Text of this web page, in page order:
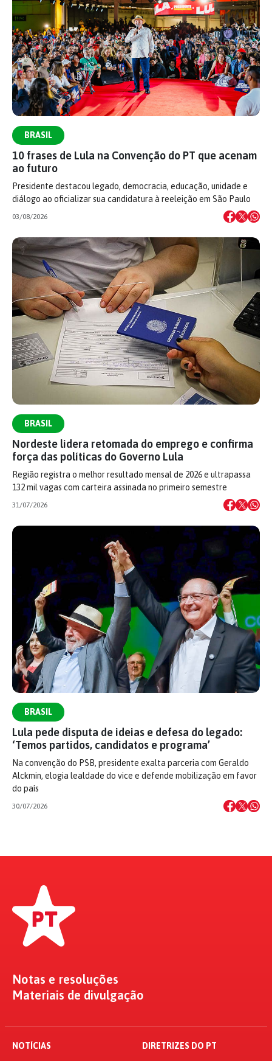
BRASIL
10 frases de Lula na Convenção do PT que acenam
ao futuro
Presidente destacou legado, democracia, educação, unidade e
diálogo ao oficializar sua candidatura à reeleição em São Paulo
03/08/2026
BRASIL
Nordeste lidera retomada do emprego e confirma
força das políticas do Governo Lula
Região registra o melhor resultado mensal de 2026 e ultrapassa
132 mil vagas com carteira assinada no primeiro semestre
31/07/2026
BRASIL
Lula pede disputa de ideias e defesa do legado:
‘Temos partidos, candidatos e programa’
Na convenção do PSB, presidente exalta parceria com Geraldo
Alckmin, elogia lealdade do vice e defende mobilização em favor
do país
30/07/2026
Notas e resoluções
Materiais de divulgação
NOTÍCIAS DIRETRIZES DO PT